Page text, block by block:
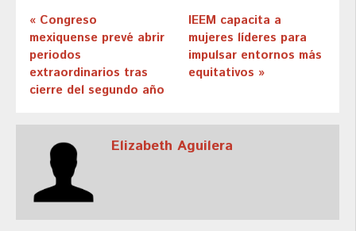
« Congreso
mexiquense prevé abrir
periodos
extraordinarios tras
cierre del segundo año
IEEM capacita a
mujeres líderes para
impulsar entornos más
equitativos »
Elizabeth Aguilera